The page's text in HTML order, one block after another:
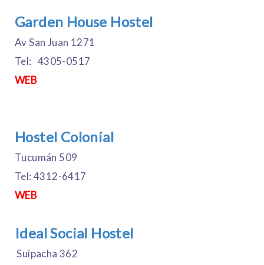
Garden House Hostel
Av San Juan 1271
Tel: 4305-0517
WEB
Hostel Colonial
Tucumán 509
Tel: 4312-6417
WEB
Ideal Social Hostel
Suipacha 362